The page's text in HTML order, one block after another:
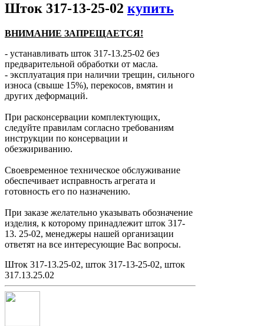
Шток 317-13-25-02 купить
ВНИМАНИЕ ЗАПРЕЩАЕТСЯ!
- устанавливать шток 317-13.25-02 без
предварительной обработки от масла.
- эксплуатация при наличии трещин, сильного
износа (свыше 15%), перекосов, вмятин и
других деформаций.
При расконсервации комплектующих,
следуйте правилам согласно требованиям
инструкции по консервации и
обезжириванию.
Своевременное техническое обслуживание
обеспечивает исправность агрегата и
готовность его по назначению.
При заказе желательно указывать обозначение
изделия, к которому принадлежит шток 317-
13. 25-02, менеджеры нашей организации
ответят на все интересующие Вас вопросы.
Шток 317-13.25-02, шток 317-13-25-02, шток
317.13.25.02